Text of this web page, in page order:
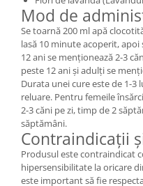
Mod de
Se toarnă 200 ml apă
lasă 10 minute acoperit,
12 ani se menționează 2-3
peste 12 ani și adulți se
Durata unei cure este de 1-3
reluare. Pentru femeile
2-3 căni pe zi, timp de 2
săptămâni.
Contraindicații
Produsul este contraindicat
hipersensibilitate la oricare
este important să fie